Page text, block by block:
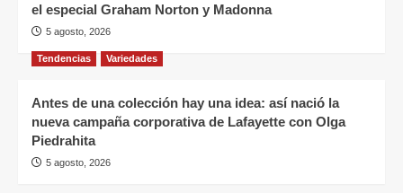
el especial Graham Norton y Madonna
5 agosto, 2026
Tendencias Variedades
Antes de una colección hay una idea: así nació la
nueva campaña corporativa de Lafayette con Olga
Piedrahita
5 agosto, 2026